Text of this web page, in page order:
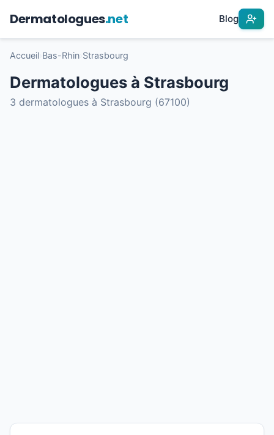
Dermatologues.net Blog
Accueil Bas-Rhin Strasbourg
Dermatologues à Strasbourg
3 dermatologues à Strasbourg (67100)